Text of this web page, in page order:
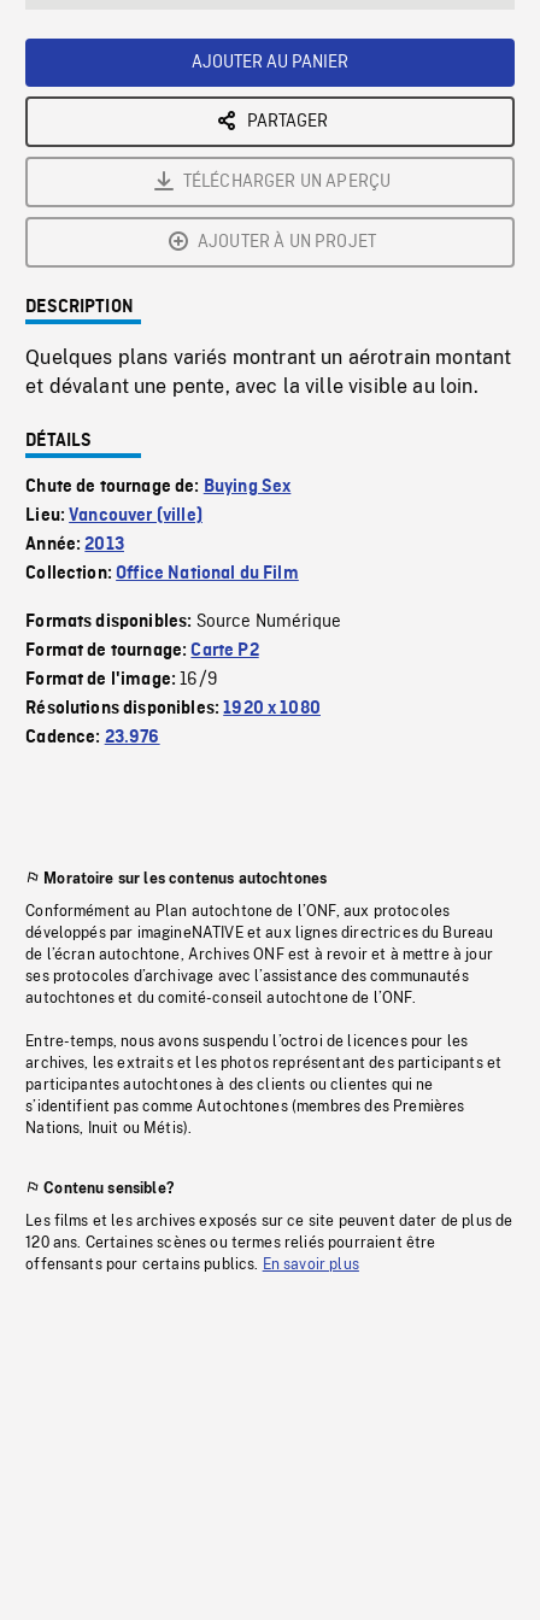
AJOUTER AU PANIER
PARTAGER
TÉLÉCHARGER UN APERÇU
AJOUTER À UN PROJET
DESCRIPTION
Quelques plans variés montrant un aérotrain montant
et dévalant une pente, avec la ville visible au loin.
DÉTAILS
Chute de tournage de: Buying Sex
Lieu:Vancouver (ville)
Année:2013
Collection:Office National du Film
Formats disponibles: Source Numérique
Format de tournage:Carte P2
Format de l'image:16/9
Résolutions disponibles:1920 x 1080
Cadence: 23.976
Moratoire sur les contenus autochtones
Conformément au Plan autochtone de l’ONF, aux protocoles
développés par imagineNATIVE et aux lignes directrices du Bureau
de l’écran autochtone, Archives ONF est à revoir et à mettre à jour
ses protocoles d’archivage avec l’assistance des communautés
autochtones et du comité-conseil autochtone de l’ONF.
Entre-temps, nous avons suspendu l’octroi de licences pour les
archives, les extraits et les photos représentant des participants et
participantes autochtones à des clients ou clientes qui ne
s’identifient pas comme Autochtones (membres des Premières
Nations, Inuit ou Métis).
Contenu sensible?
Les films et les archives exposés sur ce site peuvent dater de plus de
120 ans. Certaines scènes ou termes reliés pourraient être
offensants pour certains publics. En savoir plus